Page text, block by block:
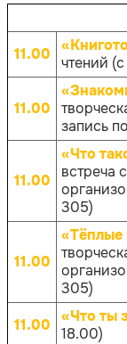
11.00
чтений
11.00
запись
11.00
«Что
встреча
305)
11.00
«Тёплые
305)
11.00
«Что ты
18.00)